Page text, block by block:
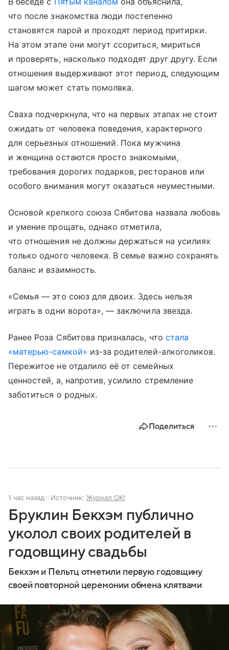
что после знакомства люди постепенно
становятся парой и проходят период притирки.
На этом этапе они могут ссориться, мириться
и проверять, насколько подходят друг другу. Если
отношения выдерживают этот период, следующим
шагом может стать помолвка.
Сваха подчеркнула, что на первых этапах не стоит
ожидать от человека поведения, характерного
для серьезных отношений. Пока мужчина
и женщина остаются просто знакомыми,
требования дорогих подарков, ресторанов или
особого внимания могут оказаться неуместными.
Основой крепкого союза Сябитова назвала любовь
и умение прощать, однако отметила,
что отношения не должны держаться на усилиях
только одного человека. В семье важно сохранять
баланс и взаимность.
«Семья — это союз для двоих. Здесь нельзя
играть в одни ворота», — заключила звезда.
Ранее Роза Сябитова призналась, что стала
«матерью-самкой» из-за родителей-алкоголиков.
Пережитое не отдалило её от семейных
ценностей, а, напротив, усилило стремление
заботиться о родных.
Поделиться
1 час назад Источник: Журнал OK!
Бруклин Бекхэм публично
уколол своих родителей в
годовщину свадьбы
Бекхэм и Пельтц отметили первую годовщину
своей повторной церемонии обмена клятвами